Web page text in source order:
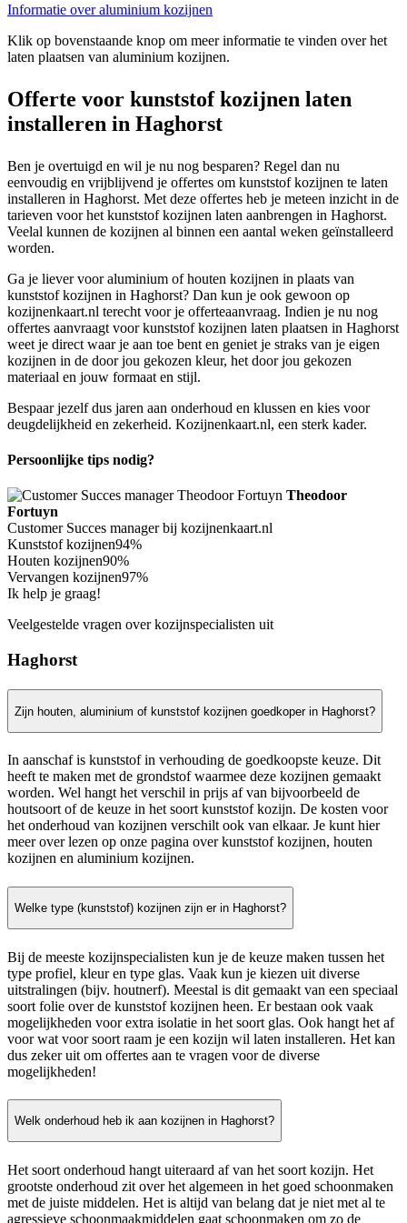
Informatie over aluminium kozijnen
Klik op bovenstaande knop om meer informatie te vinden over het
laten plaatsen van aluminium kozijnen.
Offerte voor kunststof kozijnen laten
installeren in Haghorst
Ben je overtuigd en wil je nu nog besparen? Regel dan nu
eenvoudig en vrijblijvend je offertes om kunststof kozijnen te laten
installeren in Haghorst. Met deze offertes heb je meteen inzicht in de
tarieven voor het kunststof kozijnen laten aanbrengen in Haghorst.
Veelal kunnen de kozijnen al binnen een aantal weken geïnstalleerd
worden.
Ga je liever voor aluminium of houten kozijnen in plaats van
kunststof kozijnen in Haghorst? Dan kun je ook gewoon op
kozijnenkaart.nl terecht voor je offerteaanvraag. Indien je nu nog
offertes aanvraagt voor kunststof kozijnen laten plaatsen in Haghorst
weet je direct waar je aan toe bent en geniet je straks van je eigen
kozijnen in de door jou gekozen kleur, het door jou gekozen
materiaal en jouw formaat en stijl.
Bespaar jezelf dus jaren aan onderhoud en klussen en kies voor
deugdelijkheid en zekerheid. Kozijnenkaart.nl, een sterk kader.
Persoonlijke tips nodig?
Theodoor
Fortuyn
Customer Succes manager bij kozijnenkaart.nl
Kunststof kozijnen94%
Houten kozijnen90%
Vervangen kozijnen97%
Ik help je graag!
Veelgestelde vragen over kozijnspecialisten uit
Haghorst
Zijn houten, aluminium of kunststof kozijnen goedkoper in Haghorst?
In aanschaf is kunststof in verhouding de goedkoopste keuze. Dit
heeft te maken met de grondstof waarmee deze kozijnen gemaakt
worden. Wel hangt het verschil in prijs af van bijvoorbeeld de
houtsoort of de keuze in het soort kunststof kozijn. De kosten voor
het onderhoud van kozijnen verschilt ook van elkaar. Je kunt hier
meer over lezen op onze pagina over kunststof kozijnen, houten
kozijnen en aluminium kozijnen.
Welke type (kunststof) kozijnen zijn er in Haghorst?
Bij de meeste kozijnspecialisten kun je de keuze maken tussen het
type profiel, kleur en type glas. Vaak kun je kiezen uit diverse
uitstralingen (bijv. houtnerf). Meestal is dit gemaakt van een speciaal
soort folie over de kunststof kozijnen heen. Er bestaan ook vaak
mogelijkheden voor extra isolatie in het soort glas. Ook hangt het af
voor wat voor soort raam je een kozijn wil laten installeren. Het kan
dus zeker uit om offertes aan te vragen voor de diverse
mogelijkheden!
Welk onderhoud heb ik aan kozijnen in Haghorst?
Het soort onderhoud hangt uiteraard af van het soort kozijn. Het
grootste onderhoud zit over het algemeen in het goed schoonmaken
met de juiste middelen. Het is altijd van belang dat je niet met al te
agressieve schoonmaakmiddelen gaat schoonmaken om zo de